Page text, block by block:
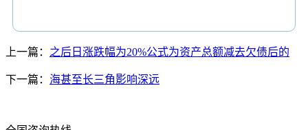
上一篇： 之后日涨跌幅为20%公式为资产总额减去欠债后的
下一篇： 海甚至长三角影响深远